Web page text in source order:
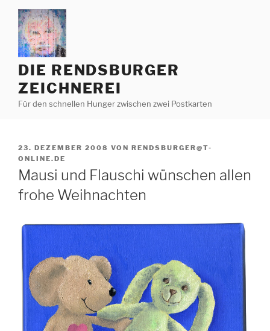
Zum
Inhalt
springen
DIE RENDSBURGER
ZEICHNEREI
Für den schnellen Hunger zwischen zwei Postkarten
VERÖFFENTLICHT
AM
23. DEZEMBER 2008 VON RENDSBURGER@T-
ONLINE.DE
Mausi und Flauschi wünschen allen
frohe Weihnachten